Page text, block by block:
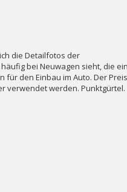
die Detailfotos der
bei Neuwagen sieht, die
den Einbau im Auto. Der Preis
verwendet werden. Punktgürtel.